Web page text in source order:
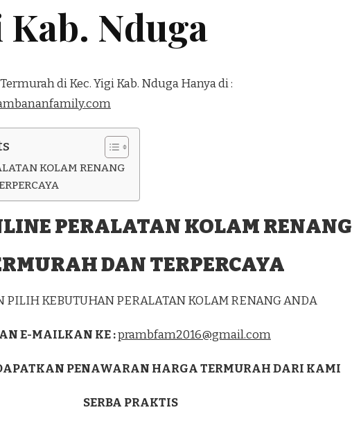
Nduga
di Kec. Yigi Kab. Nduga Hanya di :
KOLAM RENANG
PERALATAN KOLAM RENANG
DAN TERPERCAYA
PILIH KEBUTUHAN PERALATAN KOLAM RENANG ANDA
E-MAILKAN KE :prambfam2016@gmail.com
PENAWARAN HARGA TERMURAH DARI KAMI
SERBA PRAKTIS